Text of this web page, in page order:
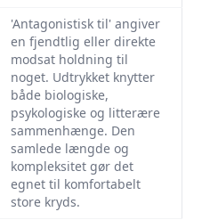
'Antagonistisk til' angiver
en fjendtlig eller direkte
modsat holdning til
noget. Udtrykket knytter
både biologiske,
psykologiske og litterære
sammenhænge. Den
samlede længde og
kompleksitet gør det
egnet til komfortabelt
store kryds.